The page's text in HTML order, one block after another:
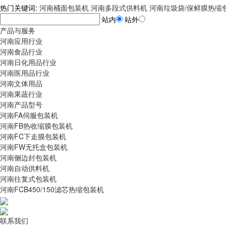
热门关键词: 河南桶面包装机 河南多段式供料机 河南垃圾袋/保鲜膜热缩
站内
站外
产品与服务
河南应用行业
河南食品行业
河南日化用品行业
河南医用品行业
河南文体用品
河南果蔬行业
河南产品型号
河南FA伺服包装机
河南FB热收缩膜包装机
河南FC下走膜包装机
河南FW无托盒包装机
河南侧边封包装机
河南自动供料机
河南往复式包装机
河南FCB450/150滤芯热缩包装机
联系我们